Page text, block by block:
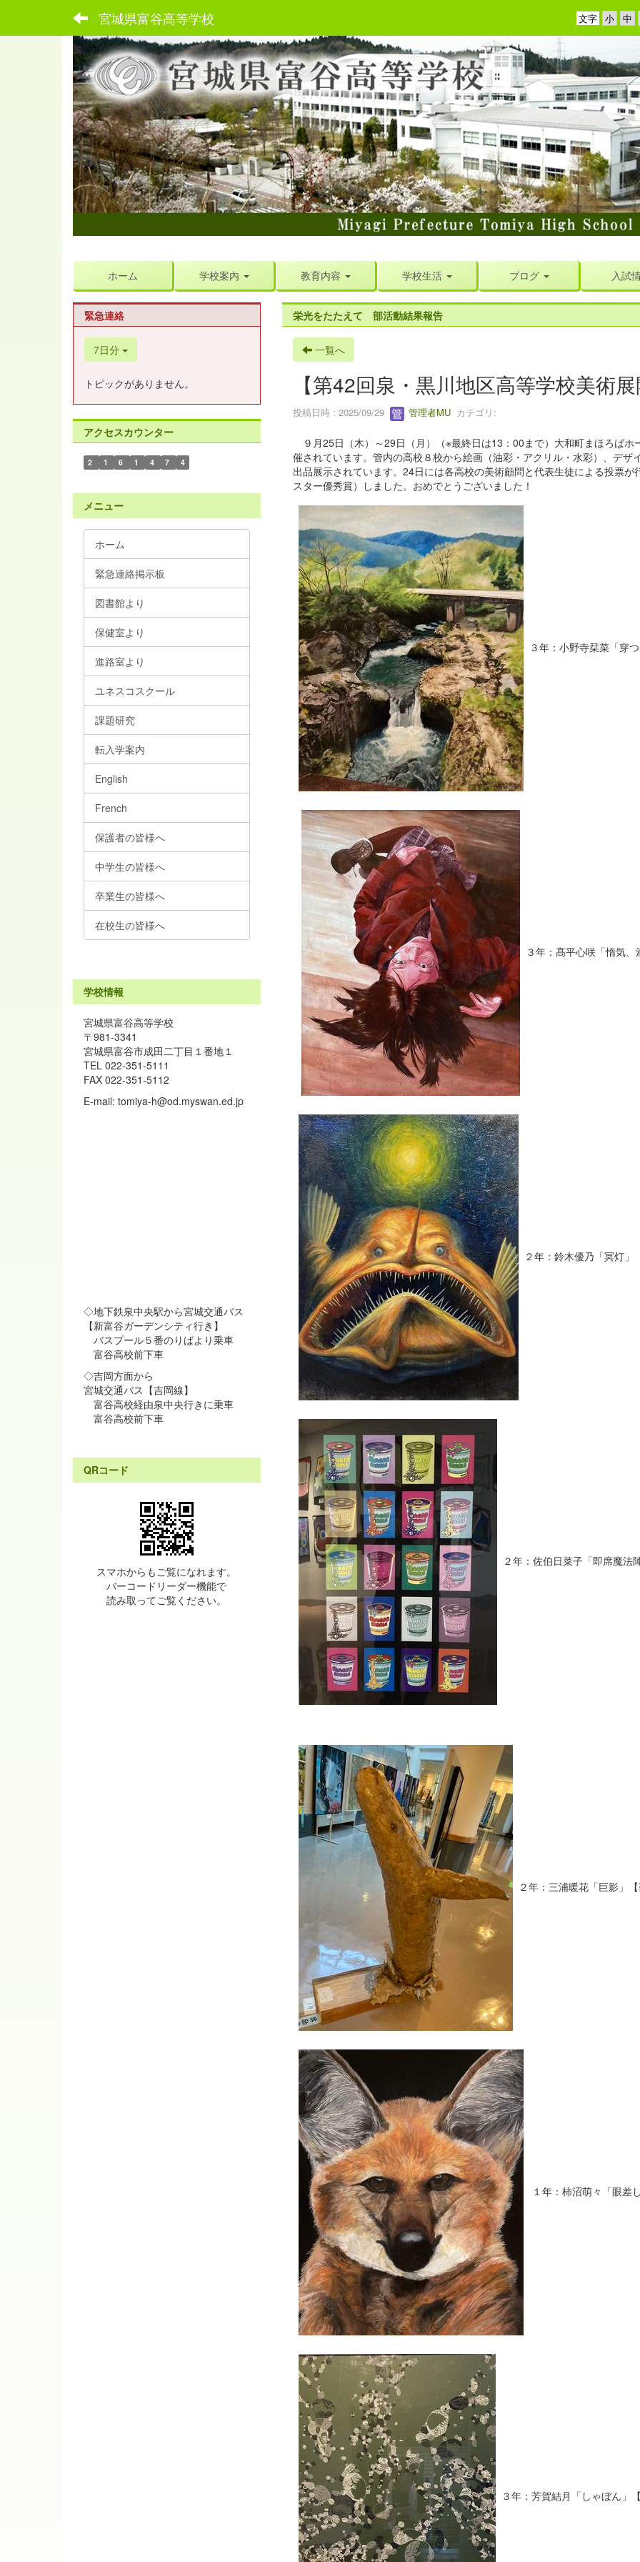
宮城県富谷高等学校 文字
ホーム 学校案内 教育内容 学校生活 ブログ 入試
栄光をたたえて 部活動結果報告
一覧へ
【第42回泉・黒川地区高等学校美術
投稿日時 : 2025/09/29 管理者MUカテゴリ:
９月25日（木）～29日（月）（※最終日は13：00まで）大和町まほろば
催されています。管内の高校８校から絵画（油彩・アクリル・水彩）、デ
出品展示されています。24日には各高校の美術顧問と代表生徒による投票
スター優秀賞）しました。おめでとうございました！
３年：小野寺栞菜「穿
３年：髙平心咲「惰気
２年：鈴木優乃「冥灯」
２年：佐伯日菜子「即席魔法
２年：三浦暖花「巨影」
１年：柿沼萌々「眼差
３年：芳賀結月「しゃぼん」
緊急連絡
7日分
トピックがありません。
アクセスカウンター
2 1 6 1 4 7 4
メニュー
ホーム
緊急連絡掲示板
図書館より
保健室より
進路室より
ユネスコスクール
課題研究
転入学案内
English
French
保護者の皆様へ
中学生の皆様へ
卒業生の皆様へ
在校生の皆様へ
学校情報
宮城県富谷高等学校
〒981-3341
宮城県富谷市成田二丁目１番地１
TEL 022-351-5111
FAX 022-351-5112
E-mail: tomiya-h@od.myswan.ed.jp
◇地下鉄泉中央駅から宮城交通バス
【新富谷ガーデンシティ行き】
バスプール５番のりばより乗車
富谷高校前下車
◇吉岡方面から
宮城交通バス【吉岡線】
富谷高校経由泉中央行きに乗車
富谷高校前下車
QRコード
スマホからもご覧になれます。
バーコードリーダー機能で
読み取ってご覧ください。